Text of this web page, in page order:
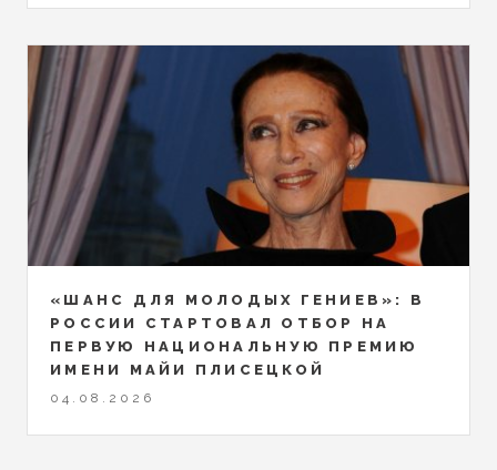
«ШАНС ДЛЯ МОЛОДЫХ ГЕНИЕВ»: В
РОССИИ СТАРТОВАЛ ОТБОР НА
ПЕРВУЮ НАЦИОНАЛЬНУЮ ПРЕМИЮ
ИМЕНИ МАЙИ ПЛИСЕЦКОЙ
04.08.2026